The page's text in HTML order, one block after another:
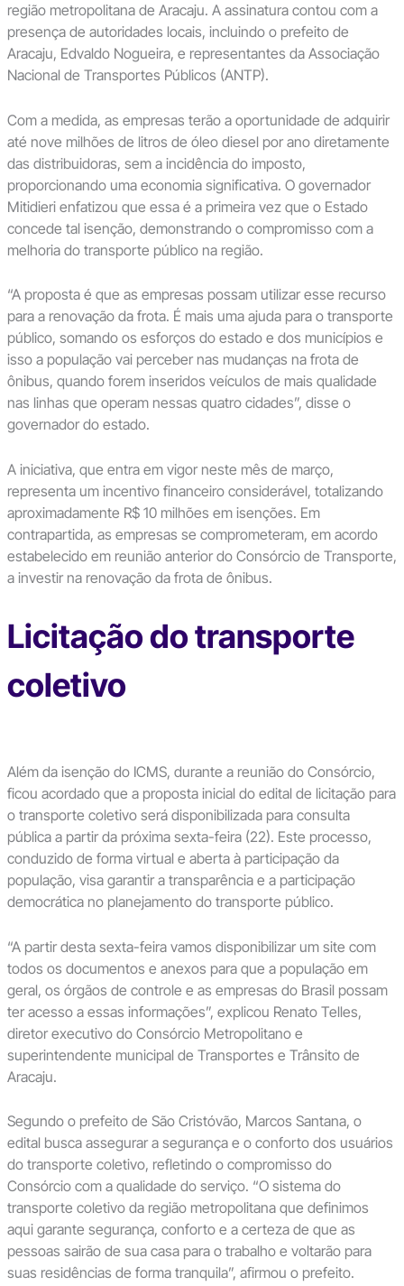
região metropolitana de Aracaju. A assinatura contou com a
presença de autoridades locais, incluindo o prefeito de
Aracaju, Edvaldo Nogueira, e representantes da Associação
Nacional de Transportes Públicos (ANTP).
Com a medida, as empresas terão a oportunidade de adquirir
até nove milhões de litros de óleo diesel por ano diretamente
das distribuidoras, sem a incidência do imposto,
proporcionando uma economia significativa. O governador
Mitidieri enfatizou que essa é a primeira vez que o Estado
concede tal isenção, demonstrando o compromisso com a
melhoria do transporte público na região.
“A proposta é que as empresas possam utilizar esse recurso
para a renovação da frota. É mais uma ajuda para o transporte
público, somando os esforços do estado e dos municípios e
isso a população vai perceber nas mudanças na frota de
ônibus, quando forem inseridos veículos de mais qualidade
nas linhas que operam nessas quatro cidades”, disse o
governador do estado.
A iniciativa, que entra em vigor neste mês de março,
representa um incentivo financeiro considerável, totalizando
aproximadamente R$ 10 milhões em isenções. Em
contrapartida, as empresas se comprometeram, em acordo
estabelecido em reunião anterior do Consórcio de Transporte,
a investir na renovação da frota de ônibus.
Licitação do transporte
coletivo
Além da isenção do ICMS, durante a reunião do Consórcio,
ficou acordado que a proposta inicial do edital de licitação para
o transporte coletivo será disponibilizada para consulta
pública a partir da próxima sexta-feira (22). Este processo,
conduzido de forma virtual e aberta à participação da
população, visa garantir a transparência e a participação
democrática no planejamento do transporte público.
“A partir desta sexta-feira vamos disponibilizar um site com
todos os documentos e anexos para que a população em
geral, os órgãos de controle e as empresas do Brasil possam
ter acesso a essas informações”, explicou Renato Telles,
diretor executivo do Consórcio Metropolitano e
superintendente municipal de Transportes e Trânsito de
Aracaju.
Segundo o prefeito de São Cristóvão, Marcos Santana, o
edital busca assegurar a segurança e o conforto dos usuários
do transporte coletivo, refletindo o compromisso do
Consórcio com a qualidade do serviço. “O sistema do
transporte coletivo da região metropolitana que definimos
aqui garante segurança, conforto e a certeza de que as
pessoas sairão de sua casa para o trabalho e voltarão para
suas residências de forma tranquila”, afirmou o prefeito.